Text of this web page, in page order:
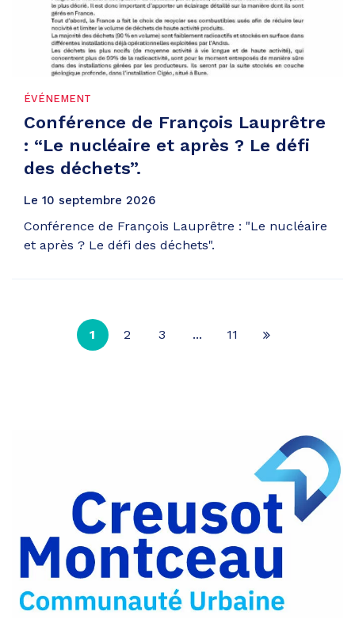
ÉVÉNEMENT
Conférence de François Lauprêtre
: “Le nucléaire et après ? Le défi
des déchets”.
Le 10 septembre 2026
Conférence de François Lauprêtre : "Le nucléaire
et après ? Le défi des déchets".
1 2 3 ... 11
Page